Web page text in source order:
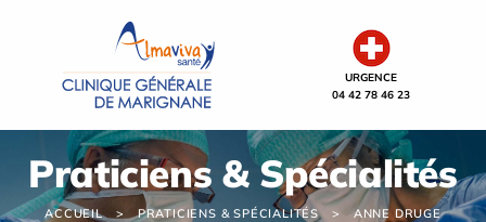
URGENCE
04 42 78 46 23
Praticiens & Spécialités
ACCUEIL PRATICIENS & SPÉCIALITÉS ANNE DRUGE